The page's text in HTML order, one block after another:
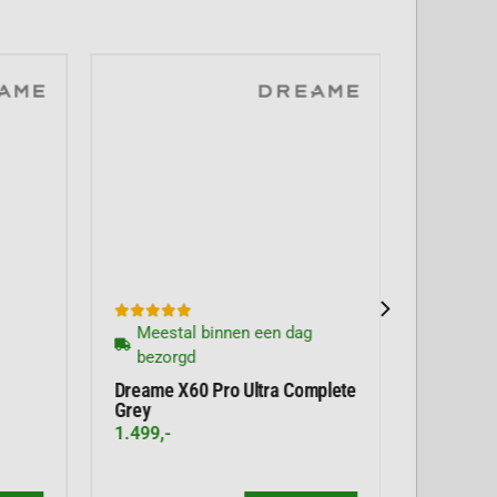

Meestal binnen een dag
bezorgd
Dreame X60 Pro Ultra Complete
Grey
1.499,-